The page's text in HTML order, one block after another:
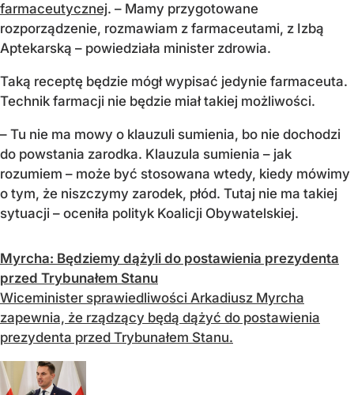
farmaceutycznej. – Mamy przygotowane
rozporządzenie, rozmawiam z farmaceutami, z Izbą
Aptekarską – powiedziała minister zdrowia.
Taką receptę będzie mógł wypisać jedynie farmaceuta.
Technik farmacji nie będzie miał takiej możliwości.
– Tu nie ma mowy o klauzuli sumienia, bo nie dochodzi
do powstania zarodka. Klauzula sumienia – jak
rozumiem – może być stosowana wtedy, kiedy mówimy
o tym, że niszczymy zarodek, płód. Tutaj nie ma takiej
sytuacji – oceniła polityk Koalicji Obywatelskiej.
Myrcha: Będziemy dążyli do postawienia prezydenta
przed Trybunałem Stanu
Wiceminister sprawiedliwości Arkadiusz Myrcha
zapewnia, że rządzący będą dążyć do postawienia
prezydenta przed Trybunałem Stanu.